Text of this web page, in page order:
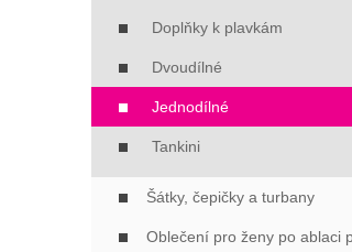
Doplňky k plavkám
Dvoudílné
Jednodílné
Tankini
Šátky, čepičky a turbany
Oblečení pro ženy po ablaci